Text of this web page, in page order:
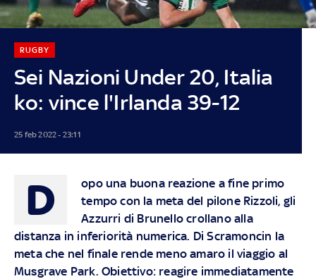
Sei Nazioni Under 20, Italia
ko: vince l'Irlanda 39-12
RUGBY
25 feb 2022 - 23:11
D
opo una buona reazione a fine primo
tempo con la meta del pilone Rizzoli, gli
Azzurri di Brunello crollano alla
distanza in inferiorità numerica. Di Scramoncin la
meta che nel finale rende meno amaro il viaggio al
Musgrave Park. Obiettivo: reagire immediatamente